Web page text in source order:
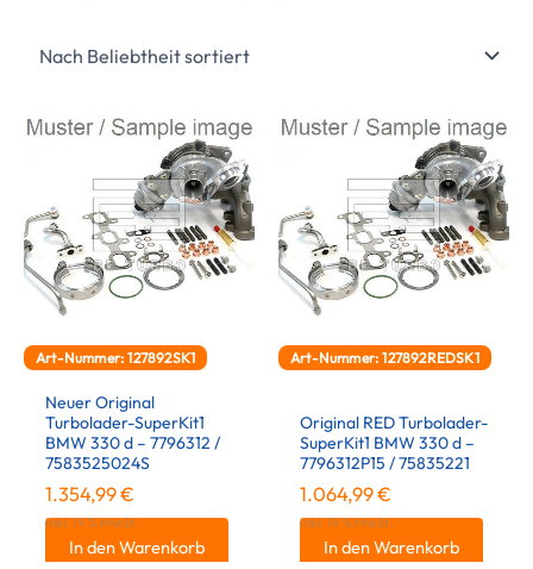
Art-Nummer: 127892SK1
Neuer Original
Turbolader-SuperKit1
BMW 330 d – 7796312 /
7583525024S
1.354,99€
inkl. 19 % MwSt.
In den Warenkorb
Art-Nummer: 127892REDSK1
Original RED Turbolader-
SuperKit1 BMW 330 d –
7796312P15 / 75835221
1.064,99€
inkl. 19 % MwSt.
In den Warenkorb